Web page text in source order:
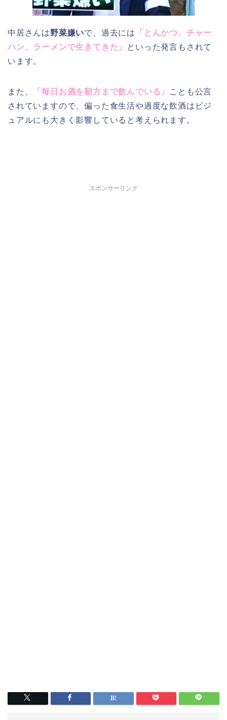
中居さんは野菜嫌いで、過去には
「とんかつ、チャー
ハン、ラーメンで生きてきた」
といった発言もされて
います。
また、 「毎日お酒を朝方まで飲んでいる」
ことも公言
されていますので、偏った食生活や過度な飲酒はビジ
ュアルにも大きく影響していると考えられます。
スポンサーリンク